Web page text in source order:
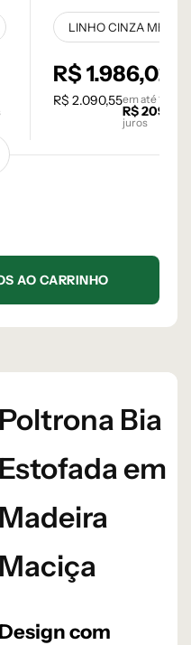
R$1.986,02
R$ 2.090,55em até10
R$209,06
juros
AO CARRINHO
Poltrona Bia
Estofada em
Madeira
Maciça
Design com